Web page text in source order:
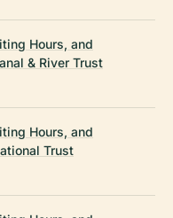
Hours, and
& River Trust
Hours, and
Trust